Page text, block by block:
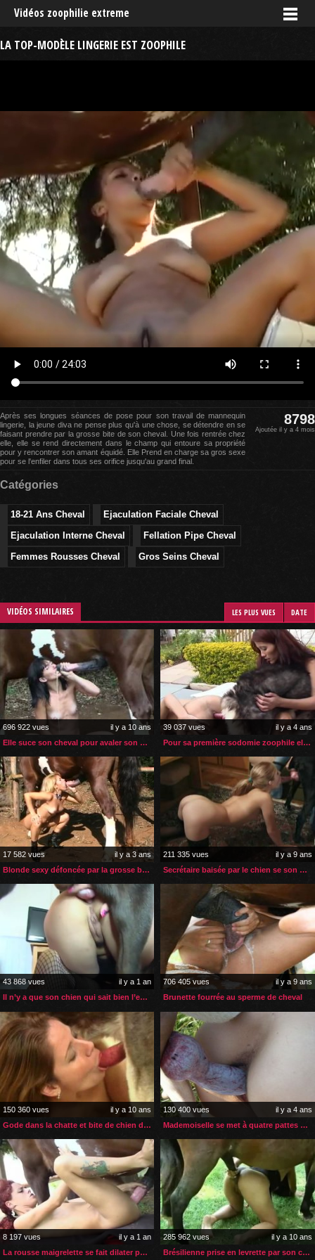
Vidéos zoophilie extreme
LA TOP-MODÈLE LINGERIE EST ZOOPHILE
Après ses longues séances de pose pour son travail de mannequin
lingerie, la jeune diva ne pense plus qu'à une chose, se détendre en se
faisant prendre par la grosse bite de son cheval. Une fois rentrée chez
elle, elle se rend directement dans le champ qui entoure sa propriété
pour y rencontrer son amant équidé. Elle Prend en charge sa gros sexe
pour se l'enfiler dans tous ses orifice jusqu'au grand final.
8798
Ajoutée il y a 4 mois
Catégories
18-21 Ans Cheval
Ejaculation Faciale Cheval
Ejaculation Interne Cheval
Fellation Pipe Cheval
Femmes Rousses Cheval
Gros Seins Cheval
VIDÉOS SIMILAIRES LES PLUS VUES DATE
696 922 vues
il y a 10 ans
Elle suce son cheval pour avaler son sperme
39 037 vues
il y a 4 ans
Pour sa première sodomie zoophile elle fait appel à une amie
17 582 vues
il y a 3 ans
Blonde sexy défoncée par la grosse bite de son cheval
211 335 vues
il y a 9 ans
Secrétaire baisée par le chien se son patron
43 868 vues
il y a 1 an
Il n’y a que son chien qui sait bien l’enculer et la faire jouir
706 405 vues
il y a 9 ans
Brunette fourrée au sperme de cheval
150 360 vues
il y a 10 ans
Gode dans la chatte et bite de chien dans le cul
130 400 vues
il y a 4 ans
Mademoiselle se met à quatre pattes pour son chien
8 197 vues
il y a 1 an
La rousse maigrelette se fait dilater par le sexe de son cheval
285 962 vues
il y a 10 ans
Brésilienne prise en levrette par son cheval